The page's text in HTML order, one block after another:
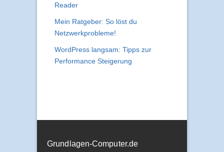
Reader
Mein Ratgeber: So löst du
Netzwerkprobleme!
WordPress langsam: Tipps zur
Performance Steigerung
Grundlagen-Computer.de